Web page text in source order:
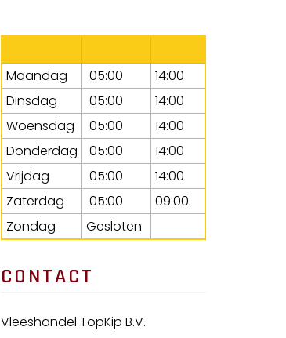
Maandag 05:00
14:00
Dinsdag
05:00
14:00
Woensdag
05:00
14:00
Donderdag
05:00
14:00
Vrijdag
05:00
14:00
Zaterdag
05:00
09:00
Zondag
Gesloten
CONTACT
Vleeshandel TopKip B.V.